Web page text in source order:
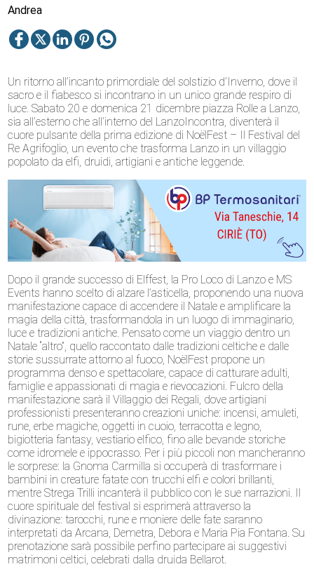
Andrea
Un ritorno all’incanto primordiale del solstizio d’Inverno, dove il
sacro e il fiabesco si incontrano in un unico grande respiro di
luce. Sabato 20 e domenica 21 dicembre piazza Rolle a Lanzo,
sia all’esterno che all’interno del LanzoIncontra, diventerà il
cuore pulsante della prima edizione di NoëlFest – Il Festival del
Re Agrifoglio, un evento che trasforma Lanzo in un villaggio
popolato da elfi, druidi, artigiani e antiche leggende.
Dopo il grande successo di Elffest, la Pro Loco di Lanzo e MS
Events hanno scelto di alzare l’asticella, proponendo una nuova
manifestazione capace di accendere il Natale e amplificare la
magia della città, trasformandola in un luogo di immaginario,
luce e tradizioni antiche. Pensato come un viaggio dentro un
Natale “altro”, quello raccontato dalle tradizioni celtiche e dalle
storie sussurrate attorno al fuoco, NoëlFest propone un
programma denso e spettacolare, capace di catturare adulti,
famiglie e appassionati di magia e rievocazioni. Fulcro della
manifestazione sarà il Villaggio dei Regali, dove artigiani
professionisti presenteranno creazioni uniche: incensi, amuleti,
rune, erbe magiche, oggetti in cuoio, terracotta e legno,
bigiotteria fantasy, vestiario elfico, fino alle bevande storiche
come idromele e ippocrasso. Per i più piccoli non mancheranno
le sorprese: la Gnoma Carmilla si occuperà di trasformare i
bambini in creature fatate con trucchi elfi e colori brillanti,
mentre Strega Trilli incanterà il pubblico con le sue narrazioni. Il
cuore spirituale del festival si esprimerà attraverso la
divinazione: tarocchi, rune e moniere delle fate saranno
interpretati da Arcana, Demetra, Debora e Maria Pia Fontana. Su
prenotazione sarà possibile perfino partecipare ai suggestivi
matrimoni celtici, celebrati dalla druida Bellarot.